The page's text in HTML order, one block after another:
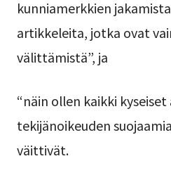
kunniamerkkien
artikkeleita, jotka ovat
välittämistä”, ja
“näin ollen kaikki
tekijänoikeuden
väittivät.